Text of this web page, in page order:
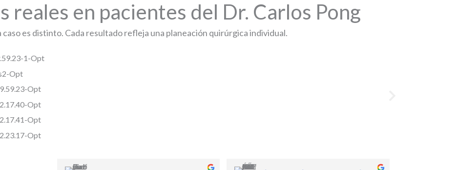
reales en pacientes del Dr. Carlos Pong
caso es distinto. Cada resultado refleja una planeación quirúrgica individual.